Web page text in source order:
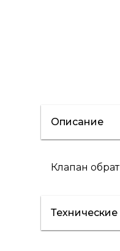
Описание
Клапан
Технические